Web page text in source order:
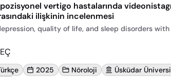
vertigo hastalarında
ilişkinin incelenmesi
quality of life, and sleep disorders
2025 Nöroloji Üsküdar